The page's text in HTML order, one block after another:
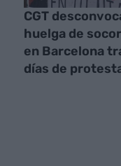
CGT
huelga de
en Barcelona
días de